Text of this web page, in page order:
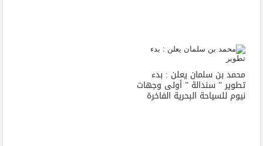
محمد بن سلمان يعلن : بدء
تطوير ” سندالة ” أولى وجهات
نيوم للسياحة البحرية الفاخرة